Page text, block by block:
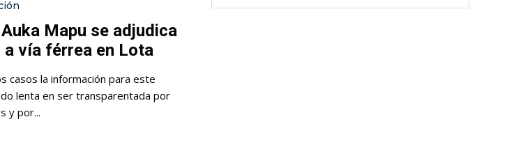
Mapu se adjudica
vía férrea en Lota
casos la información para este
lenta en ser transparentada por
y por...